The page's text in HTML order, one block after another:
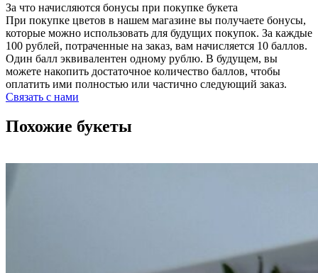
За что начисляются бонусы при покупке букета
При покупке цветов в нашем магазине вы получаете бонусы,
которые можно использовать для будущих покупок. За каждые
100 рублей, потраченные на заказ, вам начисляется 10 баллов.
Один балл эквивалентен одному рублю. В будущем, вы
можете накопить достаточное количество баллов, чтобы
оплатить ими полностью или частично следующий заказ.
Связать с нами
Похожие букеты